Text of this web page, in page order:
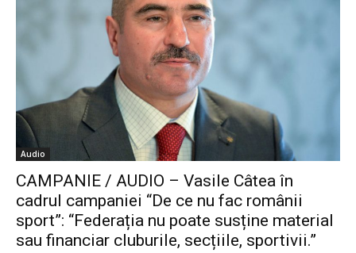
Audio
CAMPANIE / AUDIO – Vasile Câtea în
cadrul campaniei “De ce nu fac românii
sport”: “Federația nu poate susține material
sau financiar cluburile, secțiile, sportivii.”